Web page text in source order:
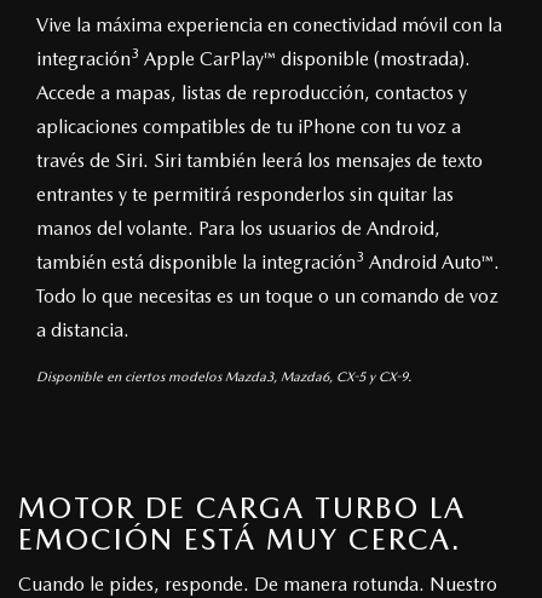
Vive la máxima experiencia en conectividad móvil con la
integración3 Apple CarPlay™ disponible (mostrada).
Accede a mapas, listas de reproducción, contactos y
aplicaciones compatibles de tu iPhone con tu voz a
través de Siri. Siri también leerá los mensajes de texto
entrantes y te permitirá responderlos sin quitar las
manos del volante. Para los usuarios de Android,
también está disponible la integración3 Android Auto™.
Todo lo que necesitas es un toque o un comando de voz
a distancia.
Disponible en ciertos modelos Mazda3, Mazda6, CX-5 y CX-9.
MOTOR DE CARGA TURBO LA
EMOCIÓN ESTÁ MUY CERCA.
Cuando le pides, responde. De manera rotunda. Nuestro